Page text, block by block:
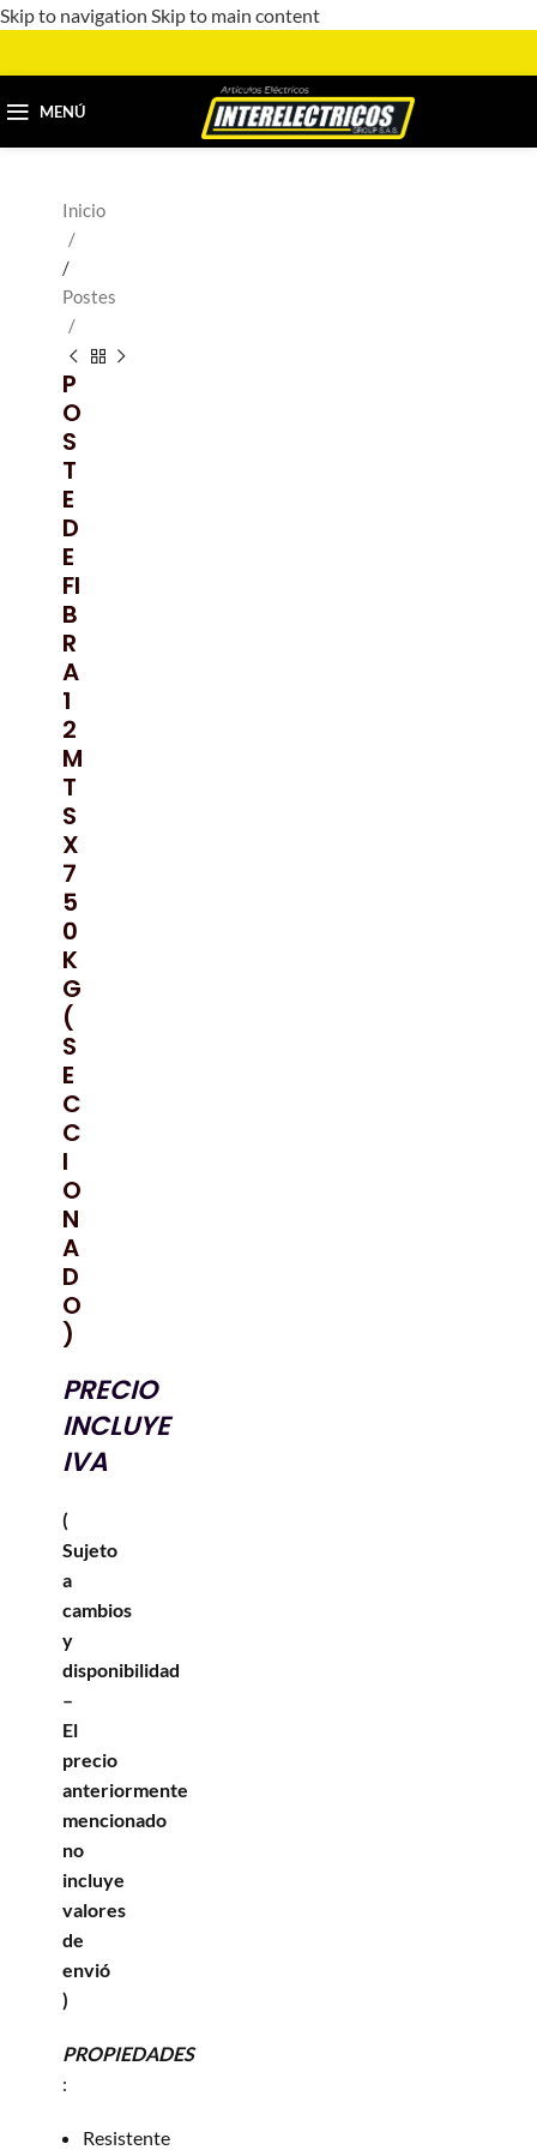
Skip to navigation Skip to main content
MENÚ
Inicio
/
Postes
P
O
S
T
E
D
E
FI
B
R
A
1
2
M
T
S
X
7
5
0
K
G
(
S
E
C
C
I
O
N
A
D
O
)
PRECIO
INCLUYE
IVA
(
Sujeto
a
cambios
y
disponibilidad
–
El
precio
anteriormente
mencionado
no
incluye
valores
de
envió
)
PROPIEDADES
:
Resistente